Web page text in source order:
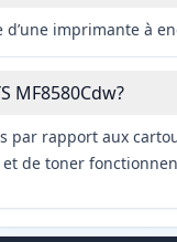
d’une imprimante à
MF8580Cdw?
par rapport aux
de toner